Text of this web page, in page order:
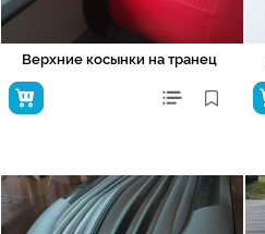
Верхние косынки на транец